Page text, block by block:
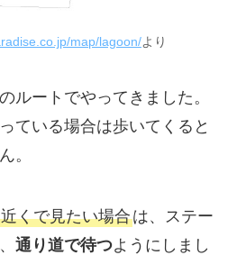
map/lagoon/より
ルートでやってきました。
ている場合は歩いてくると
。
くで見たい場合は、ステー
通り道で待つようにしまし